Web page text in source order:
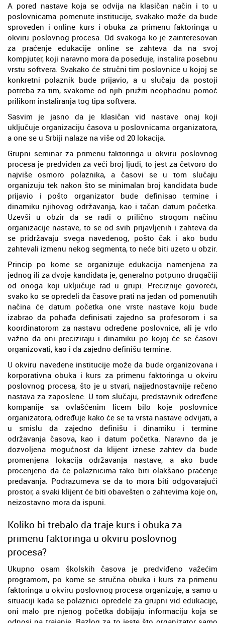
A pored nastave koja se odvija na klasičan način i to u
poslovnicama pomenute institucije, svakako može da bude
sproveden i online kurs i obuka za primenu faktoringa u
okviru poslovnog procesa. Od svakoga ko je zainteresovan
za praćenje edukacije online se zahteva da na svoj
kompjuter, koji naravno mora da poseduje, instalira posebnu
vrstu softvera. Svakako će stručni tim poslovnice u kojoj se
konkretni polaznik bude prijavio, a u slučaju da postoji
potreba za tim, svakome od njih pružiti neophodnu pomoć
prilikom instaliranja tog tipa softvera.
Sasvim je jasno da je klasičan vid nastave onaj koji
uključuje organizaciju časova u poslovnicama organizatora,
a one se u Srbiji nalaze na više od 20 lokacija.
Grupni seminar za primenu faktoringa u okviru poslovnog
procesa je predviđen za veći broj ljudi, to jest za četvoro do
najviše osmoro polaznika, a časovi se u tom slučaju
organizuju tek nakon što se minimalan broj kandidata bude
prijavio i pošto organizator bude definisao termine i
dinamiku njihovog održavanja, kao i tačan datum početka.
Uzevši u obzir da se radi o prilično strogom načinu
organizacije nastave, to se od svih prijavljenih i zahteva da
se pridržavaju svega navedenog, pošto čak i ako budu
zahtevali izmenu nekog segmenta, to neće biti uzeto u obzir.
Princip po kome se organizuje edukacija namenjena za
jednog ili za dvoje kandidata je, generalno potpuno drugačiji
od onoga koji uključuje rad u grupi. Preciznije govoreći,
svako ko se opredeli da časove prati na jedan od pomenutih
načina će datum početka one vrste nastave koju bude
izabrao da pohađa definisati zajedno sa profesorom i sa
koordinatorom za nastavu određene poslovnice, ali je vrlo
važno da oni preciziraju i dinamiku po kojoj će se časovi
organizovati, kao i da zajedno definišu termine.
U okviru navedene institucije može da bude organizovana i
korporativna obuka i kurs za primenu faktoringa u okviru
poslovnog procesa, što je u stvari, najjednostavnije rečeno
nastava za zaposlene. U tom slučaju, predstavnik određene
kompanije sa ovlašćenim licem bilo koje poslovnice
organizatora, određuje kako će se ta vrsta nastave odvijati, a
u smislu da zajedno definišu i dinamiku i termine
održavanja časova, kao i datum početka. Naravno da je
dozvoljena mogućnost da klijent iznese zahtev da bude
promenjena lokacija održavanja nastave, a ako bude
procenjeno da će polaznicima tako biti olakšano praćenje
predavanja. Podrazumeva se da to mora biti odgovarajući
prostor, a svaki klijent će biti obavešten o zahtevima koje on,
neizostavno mora da ispuni.
Koliko bi trebalo da traje kurs i obuka za
primenu faktoringa u okviru poslovnog
procesa?
Ukupno osam školskih časova je predviđeno važećim
programom, po kome se stručna obuka i kurs za primenu
faktoringa u okviru poslovnog procesa organizuje, a samo u
situaciji kada se polaznici opredele za grupni vid edukacije,
oni malo pre njenog početka dobijaju informaciju koja se